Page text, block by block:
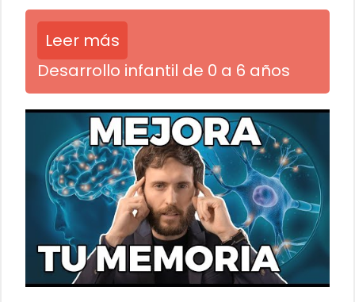
Leer más
Desarrollo infantil de 0 a 6 años